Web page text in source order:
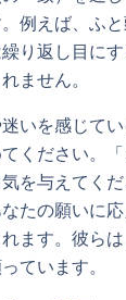
例えば、ふ
り返し目に
ません。
いを感じて
ください。
を与えてく
たの願いに
ます。彼ら
ています。